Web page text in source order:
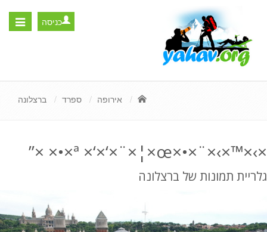
Toggle
כניסה
אירופה ספרד ברצלונה
×›×™×›×¨×•×ª ×‘×‘×¨×¦×œ×•× ×”
גלריית תמונות של ברצלונה